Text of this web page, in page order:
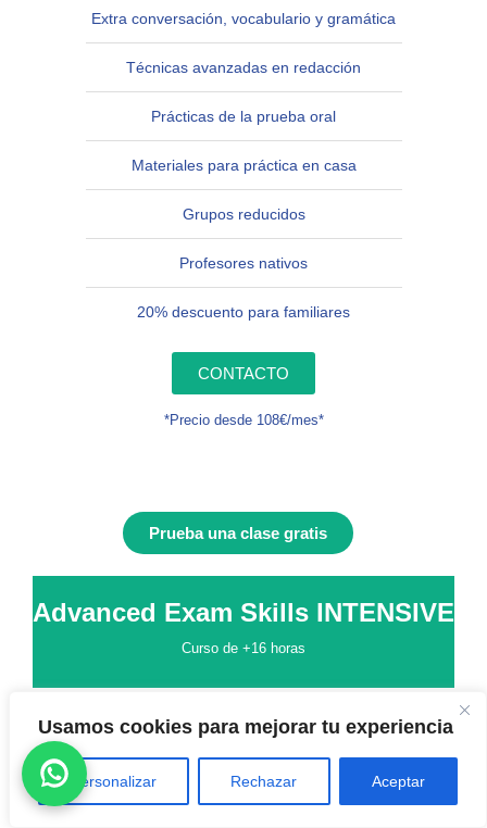
Usamos cookies para mejorar tu experiencia
Personalizar Rechazar Aceptar
Extra conversación, vocabulario y gramática
Técnicas avanzadas en redacción
Prácticas de la prueba oral
Materiales para práctica en casa
Grupos reducidos
Profesores nativos
20% descuento para familiares
CONTACTO
*Precio desde 108€/mes*
Prueba una clase gratis
Advanced Exam Skills INTENSIVE
Curso de +16 horas
192